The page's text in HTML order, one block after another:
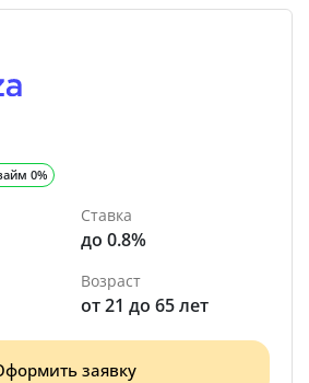
0%
Ставка
до 0.8%
Возраст
от 21 до 65 лет
заявку